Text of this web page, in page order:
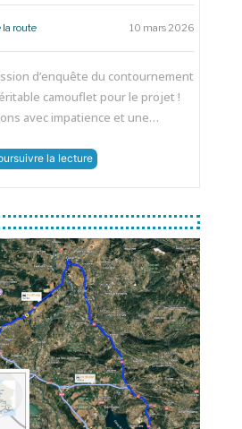
la route 10 mars 2026
d’enquête du contournement
camouflet pour le projet !
avec impatience et une…
la lecture